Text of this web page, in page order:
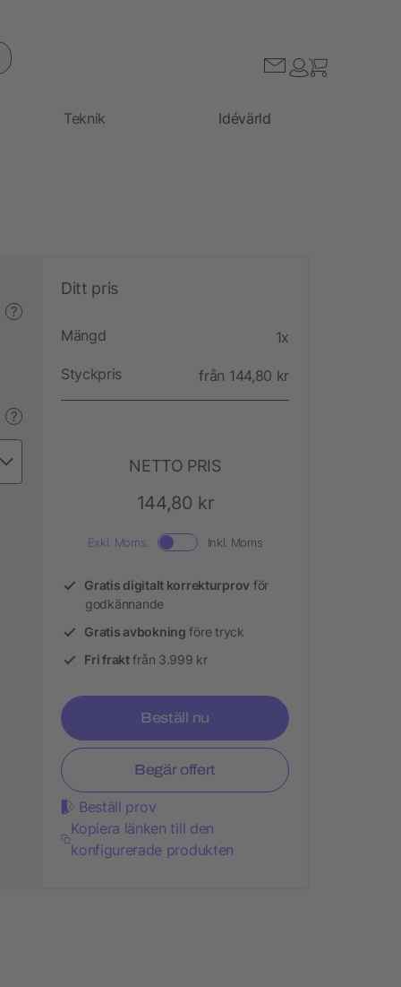
Teknik Idévärld
?
?
Ditt pris
Mängd 1x
Styckpris från 144,80 kr
NETTO PRIS
144,80 kr
Exkl. Moms. Inkl. Moms
Gratis digitalt korrekturprov för
godkännande
Gratis avbokning före tryck
Fri fraktfrån 3.999 kr
Beställ nu
Begär offert
Beställ prov
Kopiera länken till den
konfigurerade produkten